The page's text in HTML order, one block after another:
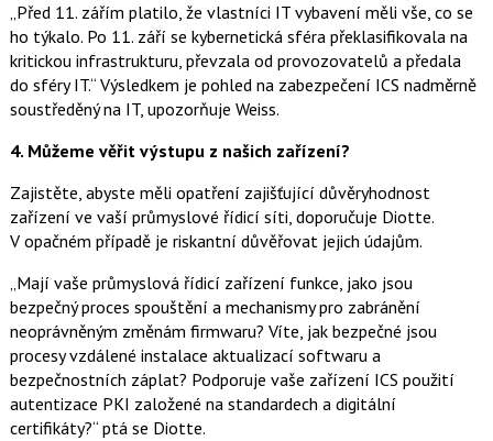
„Před 11. zářím platilo, že vlastníci IT vybavení měli vše, co se
ho týkalo. Po 11. září se kybernetická sféra překlasifikovala na
kritickou infrastrukturu, převzala od provozovatelů a předala
do sféry IT.“ Výsledkem je pohled na zabezpečení ICS nadměrně
soustředěný na IT, upozorňuje Weiss.
4. Můžeme věřit výstupu z našich zařízení?
Zajistěte, abyste měli opatření zajišťující důvěryhodnost
zařízení ve vaší průmyslové řídicí síti, doporučuje Diotte.
V opačném případě je riskantní důvěřovat jejich údajům.
„Mají vaše průmyslová řídicí zařízení funkce, jako jsou
bezpečný proces spouštění a mechanismy pro zabránění
neoprávněným změnám firmwaru? Víte, jak bezpečné jsou
procesy vzdálené instalace aktualizací softwaru a
bezpečnostních záplat? Podporuje vaše zařízení ICS použití
autentizace PKI založené na standardech a digitální
certifikáty?“ ptá se Diotte.